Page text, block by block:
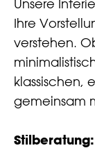
Unsere
Ihre
verstehen.
klassischen,
gemeinsam
Stilberatung: